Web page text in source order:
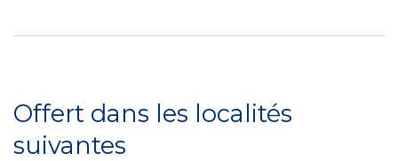
Offert dans les localités
suivantes